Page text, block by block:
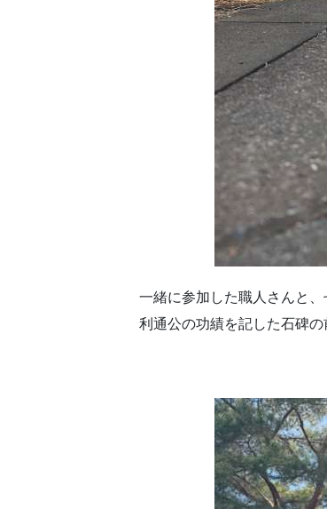
一緒に参加した職人さんと
利通公の功績を記した石碑